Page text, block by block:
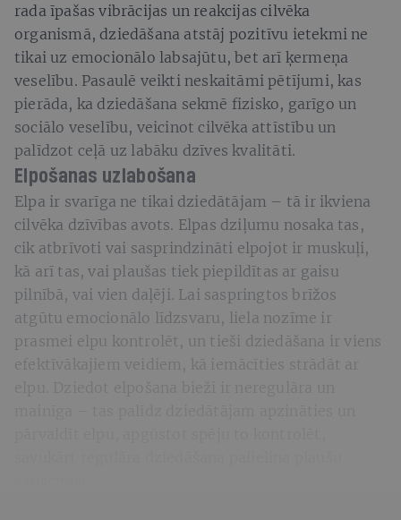
rada īpašas vibrācijas un reakcijas cilvēka
organismā, dziedāšana atstāj pozitīvu ietekmi ne
tikai uz emocionālo labsajūtu, bet arī ķermeņa
veselību. Pasaulē veikti neskaitāmi pētījumi, kas
pierāda, ka dziedāšana sekmē fizisko, garīgo un
sociālo veselību, veicinot cilvēka attīstību un
palīdzot ceļā uz labāku dzīves kvalitāti.
Elpošanas uzlabošana
Elpa ir svarīga ne tikai dziedātājam – tā ir ikviena
cilvēka dzīvības avots. Elpas dziļumu nosaka tas,
cik atbrīvoti vai sasprindzināti elpojot ir muskuļi,
kā arī tas, vai plaušas tiek piepildītas ar gaisu
pilnībā, vai vien daļēji. Lai saspringtos brīžos
atgūtu emocionālo līdzsvaru, liela nozīme ir
prasmei elpu kontrolēt, un tieši dziedāšana ir viens
efektīvākajiem veidiem, kā iemācīties strādāt ar